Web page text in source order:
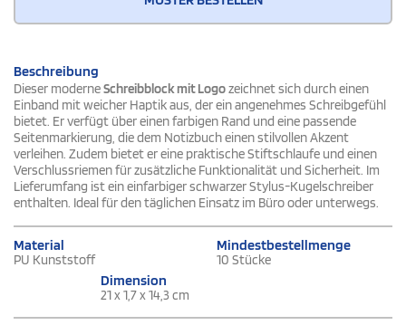
Beschreibung
Dieser moderneSchreibblock mit Logozeichnet sich durch einen
Einband mit weicher Haptik aus, der ein angenehmes Schreibgefühl
bietet. Er verfügt über einen farbigen Rand und eine passende
Seitenmarkierung, die dem Notizbuch einen stilvollen Akzent
verleihen. Zudem bietet er eine praktische Stiftschlaufe und einen
Verschlussriemen für zusätzliche Funktionalität und Sicherheit. Im
Lieferumfang ist ein einfarbiger schwarzer Stylus-Kugelschreiber
enthalten. Ideal für den täglichen Einsatz im Büro oder unterwegs.
Material
PU Kunststoff
Mindestbestellmenge
10 Stücke
Dimension
21 x 1,7 x 14,3 cm